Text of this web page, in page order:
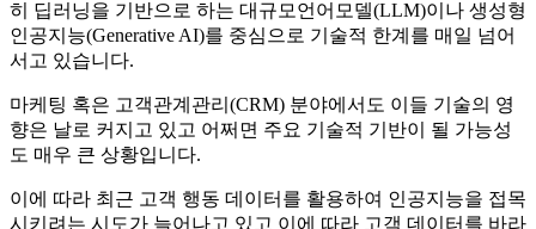
히 딥러닝을 기반으로 하는 대규모언어모델(LLM)이나 생성형
인공지능(Generative AI)를 중심으로 기술적 한계를 매일 넘어
서고 있습니다.
마케팅 혹은 고객관계관리(CRM) 분야에서도 이들 기술의 영
향은 날로 커지고 있고 어쩌면 주요 기술적 기반이 될 가능성
도 매우 큰 상황입니다.
이에 따라 최근 고객 행동 데이터를 활용하여 인공지능을 접목
시키려는 시도가 늘어나고 있고 이에 따라 고객 데이터를 바라